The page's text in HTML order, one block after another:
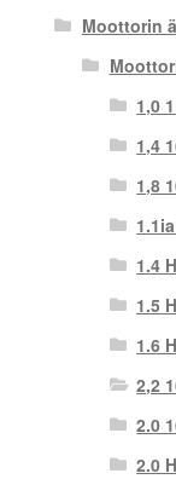
Moottorin
1,0
1,4
1,8
1.4
1.5
1.6
2,2
2.0
2.0